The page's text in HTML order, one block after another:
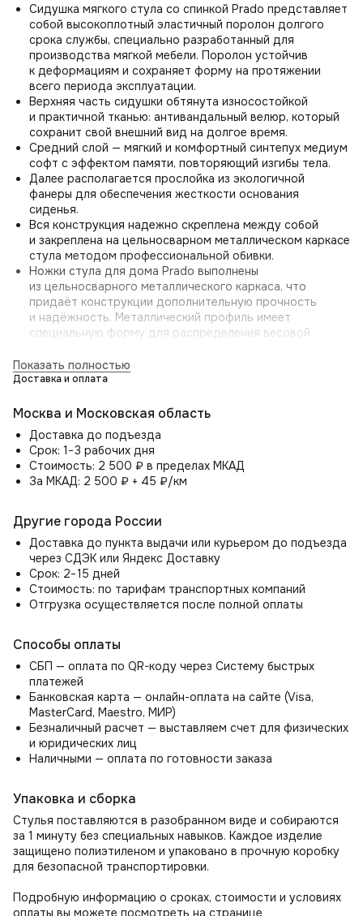
Сидушка мягкого стула со спинкой Prado представляет
собой высокоплотный эластичный поролон долгого
срока службы, специально разработанный для
производства мягкой мебели. Поролон устойчив
к деформациям и сохраняет форму на протяжении
всего периода эксплуатации.
Верхняя часть сидушки обтянута износостойкой
и практичной тканью: антивандальный велюр, который
сохранит свой внешний вид на долгое время.
Средний слой — мягкий и комфортный синтепух медиум
софт с эффектом памяти, повторяющий изгибы тела.
Далее располагается прослойка из экологичной
фанеры для обеспечения жесткости основания
сиденья.
Вся конструкция надежно скреплена между собой
и закреплена на цельносварном металлическом каркасе
стула методом профессиональной обивки.
Ножки стула для дома Prado выполнены
из цельносварного металлического каркаса, что
придаёт конструкции дополнительную прочность
и надёжность. Металлический профиль имеет
специальную форму для распределения весовой
матовой полимерной краской с эффектом мягкого
тауча, которая не тускнеет со временем.
пластиковыми заглушками, которые надеваются
покрытие — паркет, ламинат, плитку от появления
царапин при перемещении стула.
Благодаря цельносварной конструкции и защитным
элементам, ножки стула Prado отличаются повышенной
всего срока службы.
Стул на кухню
Может быть использован как дизайнерский стул для кухни,
дополняя столовую группу с обеденным столом и стать
гармоничным акцентом в интерьере.
Стул в гостиную
Организуйте удобное место для отдыха и бесед
с помощью стула в гостиную или в прихожую как элемент
декора и место ожидания для гостей, в том числе
в приёмной.
Стул для спальни
Как стул мягкий для спальни может стать местом для
использоваться как стул со спинкой для туалетного
Показать полностью
Доставка и оплата
Москва и Московская область
Доставка до подъезда
Срок: 1−3 рабочих дня
Стоимость: 2 500 ₽ в пределах МКАД
За МКАД: 2 500 ₽ + 45 ₽/км
Другие города России
Доставка до пункта выдачи или курьером до подъезда
через СДЭК или Яндекс Доставку
Срок: 2−15 дней
Стоимость: по тарифам транспортных компаний
Отгрузка осуществляется после полной оплаты
Способы оплаты
СБП — оплата по QR-коду через Систему быстрых
платежей
Банковская карта — онлайн-оплата на сайте (Visa,
MasterCard, Maestro, МИР)
Безналичный расчет — выставляем счет для физических
и юридических лиц
Наличными — оплата по готовности заказа
Упаковка и сборка
Стулья поставляются в разобранном виде и собираются
за 1 минуту без специальных навыков. Каждое изделие
защищено полиэтиленом и упаковано в прочную коробку
для безопасной транспортировки.
Подробную информацию о сроках, стоимости и условиях
оплаты вы можете посмотреть на странице